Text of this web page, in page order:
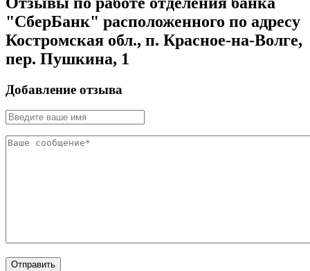
"СберБанк" расположенного по адресу
Костромская обл., п. Красное-на-Волге,
пер. Пушкина, 1
Добавление отзыва
Отправить